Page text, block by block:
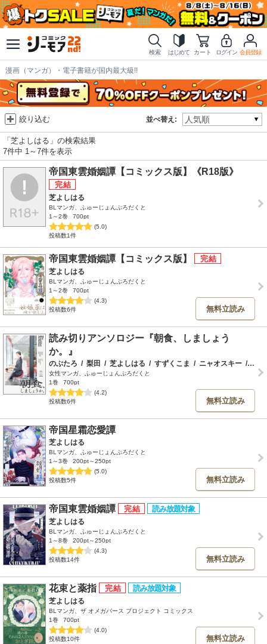
検索 はじめて カート ログイン 会員登録
漫画（マンガ）・電子書籍が国内最大級!!
並べ替え:
絞り込む
「芝よしはる」の検索結果
7件中 1～7件を表示
帝国東雲婚姻譚【コミックス版】《R18版》
芝よしはる
BLマンガ、ふゅーじょんぷろだくと
1～2巻
700pt
(5.0)
投稿数1件
帝国東雲婚姻譚【コミックス版】
芝よしはる
BLマンガ、ふゅーじょんぷろだくと
1～2巻
700pt
(4.3)
投稿数6件
無料立読み
読み切りアンソロジー『朝食、しましょう
か。』
のぶたろ / 梨田 / 芝よしはる / すずくこま / ニャオスキー / あ
女性マンガ、ふゅーじょんぷろだくと
1巻
700pt
(4.2)
投稿数6件
無料立読み
帝国星霜恋愛譚
芝よしはる
BLマンガ、ふゅーじょんぷろだくと
1～3巻
200pt～250pt
(5.0)
投稿数5件
無料立読み
帝国東雲婚姻譚
芝よしはる
BLマンガ、ふゅーじょんぷろだくと
1～8巻
200pt～250pt
(4.3)
投稿数14件
無料立読み
花束と薬指
芝よしはる
BLマンガ、ザ オメガバース プロジェクト コミックス
1巻
700pt
(4.0)
投稿数10件
無料立読み